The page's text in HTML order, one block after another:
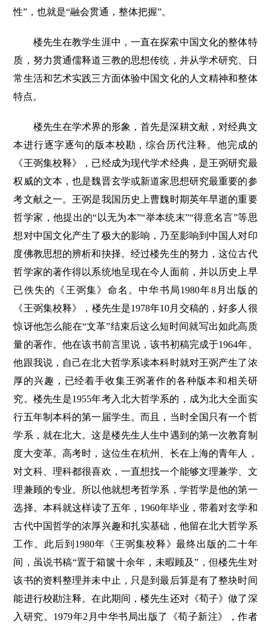
性”，也就是“融会贯通，整体把握”。
楼先生在教学生涯中，一直在探索中国文化的整体特
质，努力贯通儒释道三教的思想传统，并从学术研究、日
常生活和艺术实践三方面体验中国文化的人文精神和整体
特点。
楼先生在学术界的形象，首先是深耕文献，对经典文
本进行逐字逐句的版本校勘，综合历代注释。他完成的
《王弼集校释》，已经成为现代学术经典，是王弼研究最
权威的文本，也是魏晋玄学或新道家思想研究最重要的参
考文献之一。王弼是我国历史上曹魏时期英年早逝的重要
哲学家，他提出的“以无为本”“举本统末”“得意名言”等思
想对中国文化产生了极大的影响，乃至影响到中国人对印
度佛教思想的辨析和抉择。经过楼先生的努力，这位古代
哲学家的著作得以系统地呈现在今人面前，并以历史上早
已佚失的《王弼集》命名。中华书局1980年8月出版的
《王弼集校释》，楼先生是1978年10月交稿的，好多人很
惊讶他怎么能在“文革”结束后这么短时间就写出如此高质
量的著作。他在该书前言里说，该书初稿完成于1964年。
他跟我说，自己在北大哲学系读本科时就对王弼产生了浓
厚的兴趣，已经着手收集王弼著作的各种版本和相关研
究。楼先生是1955年考入北大哲学系的，成为北大全面实
行五年制本科的第一届学生。而且，当时全国只有一个哲
学系，就在北大。这是楼先生人生中遇到的第一次教育制
度大变革。高考时，这位生在杭州、长在上海的青年人，
对文科、理科都很喜欢，一直想找一个能够文理兼学、文
理兼顾的专业。所以他就想考哲学系，学哲学是他的第一
选择。本科就这样读了五年，1960年毕业，带着对玄学和
古代中国哲学的浓厚兴趣和扎实基础，他留在北大哲学系
工作。此后到1980年《王弼集校释》最终出版的二十年
间，虽说书稿“置于箱箧十余年，未暇顾及”，但楼先生对
该书的资料整理并未中止，只是到最后算是有了整块时间
能进行校勘注释。在此期间，楼先生还对《荀子》做了深
入研究。1979年2月中华书局出版了《荀子新注》，作者